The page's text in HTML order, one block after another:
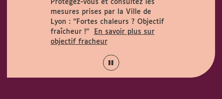
Protégez-vous et consultez les
mesures prises par la Ville de
Lyon : "Fortes chaleurs ? Objectif
fraîcheur !"
En savoir plus sur
objectif fracheur